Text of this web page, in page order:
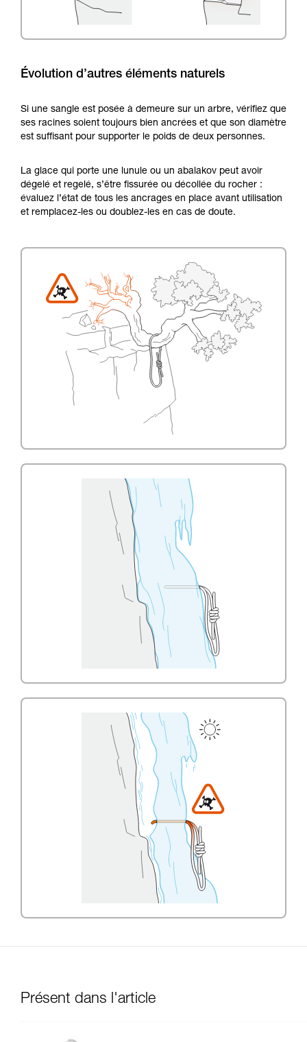
Évolution d’autres éléments naturels
Si une sangle est posée à demeure sur un arbre, vérifiez que
ses racines soient toujours bien ancrées et que son diamètre
est suffisant pour supporter le poids de deux personnes.
La glace qui porte une lunule ou un abalakov peut avoir
dégelé et regelé, s’être fissurée ou décollée du rocher :
évaluez l’état de tous les ancrages en place avant utilisation
et remplacez-les ou doublez-les en cas de doute.
Présent dans l'article